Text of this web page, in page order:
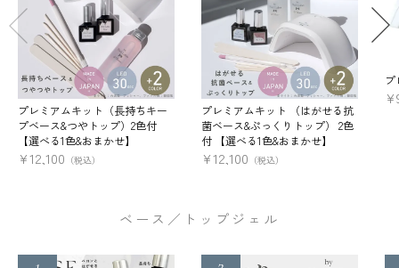
プレミアムキット（長持ちキー
プベース&つやトップ）2色付
【選べる1色&おまかせ】
¥12,100 （税込）
プレミアムキット （はがせる抗
菌ベース&ぷっくりトップ） 2色
付 【選べる1色&おまかせ】
¥12,100 （税込）
¥
ベース／トップジェル